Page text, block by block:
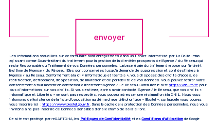
envoyer
Les informations recueillies sur ce formulaire sont enregistrées dans un fichier informatisé par La Boite Immo
agissant comme Sous-traitant du traitement pour la gestion de la clientèle/prospects de l'Agence / du Réseau qui
reste Responsable du Traitement de vos Données personnelles. La base légale du traitement repose sur l'intérêt
légitime de l'Agence / du Réseau. Elles sont conservées jusqu'à demande de suppression et sont destinées à
l'Agence / au Réseau. Conformément à la loi « informatique et libertés », vous disposez des droits d’accès, de
rectification, d’effacement, d’opposition, de limitation et de portabilité de vos données. Vous pouvez retirer votre
consentement à tout moment en contactant directement l’Agence / Le Réseau. Consultez le site https://cnil.fr/fr pour
plus d’informations sur vos droits. Si vous estimez, après avoir contacté l'Agence / le Réseau, que vos droits «
Informatique et Libertés » ne sont pas respectés, vous pouvez adresser une réclamation à la CNIL. Nous vous
informons de l’existence de la liste d'opposition au démarchage téléphonique « Bloctel », sur laquelle vous pouvez
vous inscrire ici : https://www.bloctel.gouv.fr . Dans le cadre de la protection des Données personnelles, nous vous
invitons à ne pas inscrire de Données sensibles dans le champ de saisie libre.
Ce site est protégé par reCAPTCHA, les Politiques de Confidentialité et es Conditions d'utilisationde Google